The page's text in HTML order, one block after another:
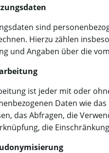
sind
Hierzu zählen
und Angaben über die
ist jeder mit oder
Daten wie
das Abfragen, die
die